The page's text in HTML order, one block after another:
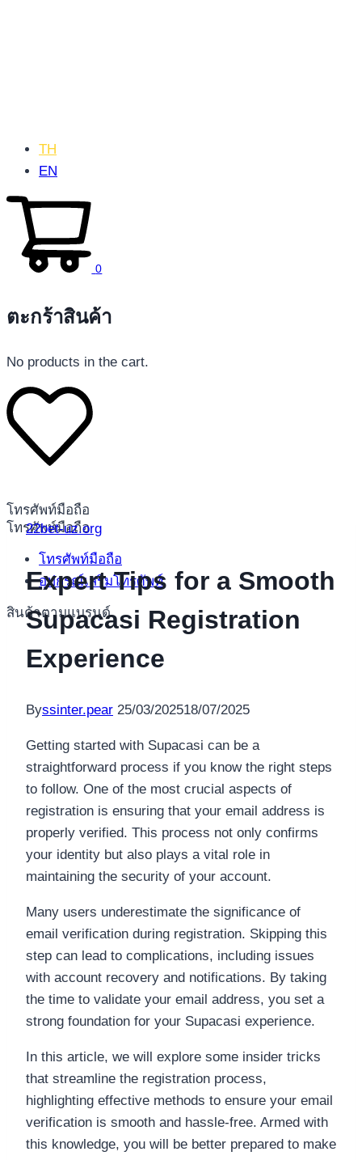
โทรศัพท์มือถือ
โทรศัพท์มือถือ
โทรศัพท์มือถือ
อุปกรณ์เสริมโทรศัพท์
สินค้าตามแบรนด์
TH
EN
0
ตะกร้าสินค้า
No products in the cart.
22bet-uz.org
Expert Tips for a Smooth
Supacasi Registration
Experience
Byssinter.pear 25/03/202518/07/2025
Getting started with Supacasi can be a
straightforward process if you know the right steps
to follow. One of the most crucial aspects of
registration is ensuring that your email address is
properly verified. This process not only confirms
your identity but also plays a vital role in
maintaining the security of your account.
Many users underestimate the significance of
email verification during registration. Skipping this
step can lead to complications, including issues
with account recovery and notifications. By taking
the time to validate your email address, you set a
strong foundation for your Supacasi experience.
In this article, we will explore some insider tricks
that streamline the registration process,
highlighting effective methods to ensure your email
verification is smooth and hassle-free. Armed with
this knowledge, you will be better prepared to make